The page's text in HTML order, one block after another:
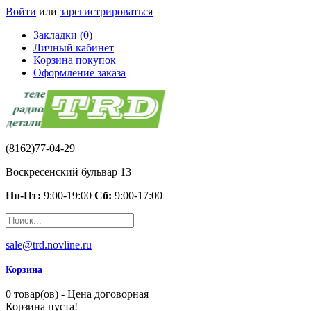
Войти или зарегистрироваться
Закладки (0)
Личный кабинет
Корзина покупок
Оформление заказа
(8162)77-04-29
Воскресенский бульвар 13
Пн-Пт: 9:00-19:00 Сб: 9:00-17:00
sale@trd.novline.ru
Корзина
0 товар(ов) - Цена договорная
Корзина пуста!